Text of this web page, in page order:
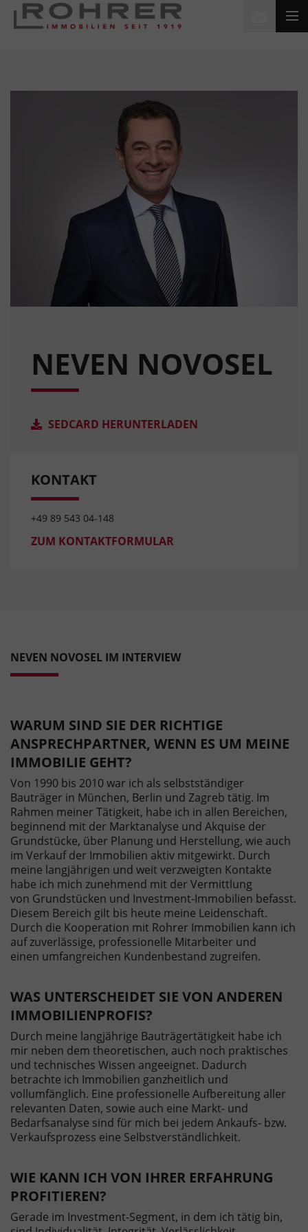
NEVEN NOVOSEL
SEDCARD HERUNTERLADEN
KONTAKT
+49 89 543 04-148
ZUM KONTAKTFORMULAR
NEVEN NOVOSEL IM INTERVIEW
WARUM SIND SIE DER RICHTIGE
ANSPRECHPARTNER, WENN ES UM MEINE
IMMOBILIE GEHT?
Von 1990 bis 2010 war ich als selbstständiger
Bauträger in München, Berlin und Zagreb tätig. Im
Rahmen meiner Tätigkeit, habe ich in allen Bereichen,
beginnend mit der Marktanalyse und Akquise der
Grundstücke, über Planung und Herstellung, wie auch
im Verkauf der Immobilien aktiv mitgewirkt. Durch
meine langjährigen und weit verzweigten Kontakte
habe ich mich zunehmend mit der Vermittlung
von Grundstücken und Investment-Immobilien befasst.
Diesem Bereich gilt bis heute meine Leidenschaft.
Durch die Kooperation mit Rohrer Immobilien kann ich
auf zuverlässige, professionelle Mitarbeiter und
einen umfangreichen Kundenbestand zugreifen.
WAS UNTERSCHEIDET SIE VON ANDEREN
IMMOBILIENPROFIS?
Durch meine langjährige Bauträgertätigkeit habe ich
mir neben dem theoretischen, auch noch praktisches
und technisches Wissen angeeignet. Dadurch
betrachte ich Immobilien ganzheitlich und
vollumfänglich. Eine professionelle Aufbereitung aller
relevanten Daten, sowie auch eine Markt- und
Bedarfsanalyse sind für mich bei jedem Ankaufs- bzw.
Verkaufsprozess eine Selbstverständlichkeit.
WIE KANN ICH VON IHRER ERFAHRUNG
PROFITIEREN?
Gerade im Investment-Segment, in dem ich tätig bin,